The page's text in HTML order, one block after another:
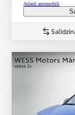
Atlasīt automobili